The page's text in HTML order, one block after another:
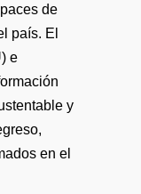
de
país. El
e
y
en el